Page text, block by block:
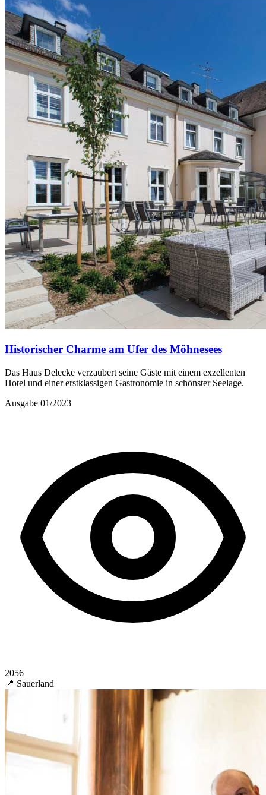
Historischer Charme am Ufer des Möhnesees
Das Haus Delecke verzaubert seine Gäste mit einem exzellenten
Hotel und einer erstklassigen Gastronomie in schönster Seelage.
Ausgabe 01/2023
2056
📍 Sauerland